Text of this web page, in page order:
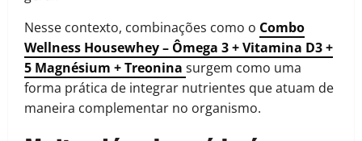
Nesse contexto, combinações como o Combo
Wellness Housewhey – Ômega 3 + Vitamina D3 +
5 Magnésium + Treonina surgem como uma
forma prática de integrar nutrientes que atuam de
maneira complementar no organismo.